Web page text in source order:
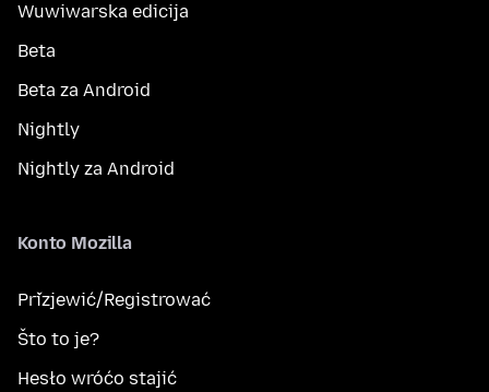
Wuwiwarska edicija
Beta
Beta za Android
Nightly
Nightly za Android
Konto Mozilla
Přizjewić/Registrować
Što to je?
Hesło wróćo stajić